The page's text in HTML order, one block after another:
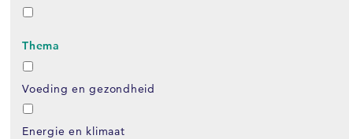
Thema
Voeding en gezondheid
Energie en klimaat